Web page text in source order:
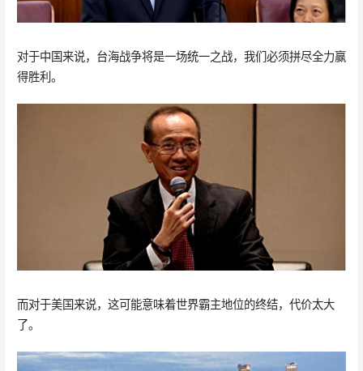
对于中国来说，台海战争将是一场统一之战，我们必须拼尽全力赢
得胜利。
而对于美国来说，这可能意味着世界霸主地位的终结，代价太大
了。